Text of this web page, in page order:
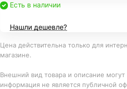
Есть в наличии
Нашли дешевле?
Цена действительна только для
магазине.
Внешний вид товара и описание могут
информация не является публичной